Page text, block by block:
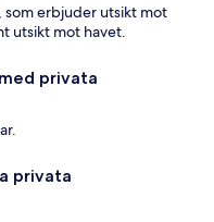
som erbjuder utsikt mot
utsikt mot havet.
privata
privata